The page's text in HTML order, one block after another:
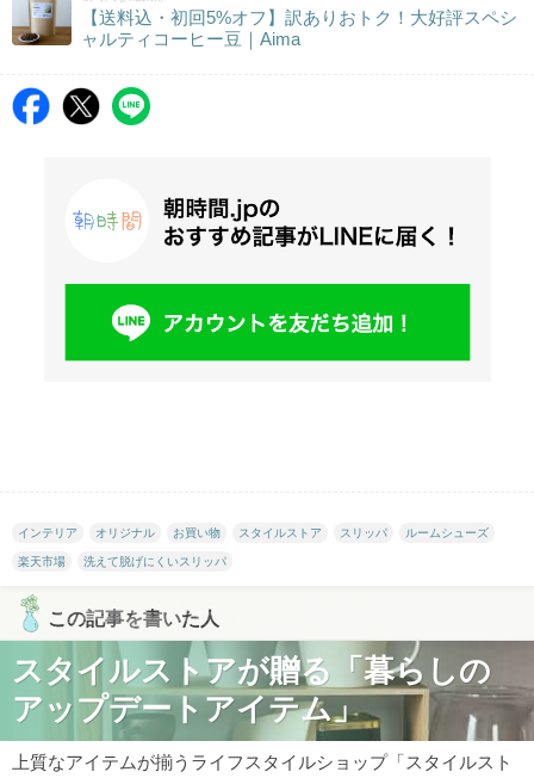
【送料込・初回5%オフ】訳ありおトク！大好評スペシ
ャルティコーヒー豆｜Aima
インテリア オリジナル お買い物 スタイルストア スリッパ ルームシューズ
楽天市場 洗えて脱げにくいスリッパ
この記事を書いた人
スタイルストアが贈る「暮らしの
アップデートアイテム」
上質なアイテムが揃うライフスタイルショップ「スタイルスト